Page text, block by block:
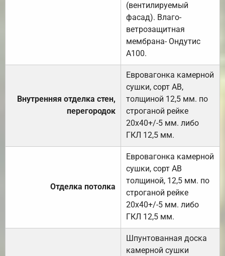
(вентилируемый
фасад). Влаго-
ветрозащитная
мембрана- Ондутис
А100.
Внутренняя отделка стен,
перегородок
Евровагонка камерной
сушки, сорт АВ,
толщиной 12,5 мм. по
строганой рейке
20х40+/-5 мм. либо
ГКЛ 12,5 мм.
Отделка потолка
Евровагонка камерной
сушки, сорт АВ
толщиной, 12,5 мм. по
строганой рейке
20х40+/-5 мм. либо
ГКЛ 12,5 мм.
Шпунтованная доска
камерной сушки